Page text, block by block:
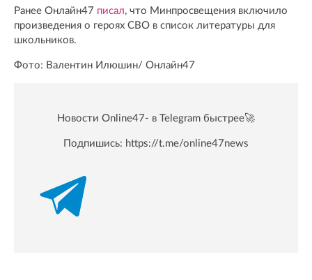
Ранее Онлайн47 писал, что Минпросвещения включило
произведения о героях СВО в список литературы для
школьников.
Фото: Валентин Илюшин/ Oнлайн47
Новости Online47- в Telegram быстрее🚀
Подпишись: https://t.me/online47news